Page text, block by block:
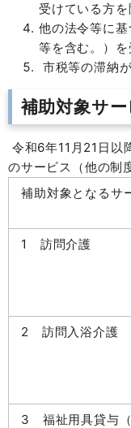
受けている方を
他の法令等に
等を含む。）
市税等の滞納
補助対象サ
令和6年11月21日以
のサービス（他の制
補助対象となるサ
1 訪問介護
2 訪問入浴介護
3 福祉用具貸与（